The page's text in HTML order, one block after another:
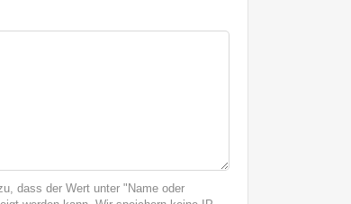
dass der Wert unter "Name oder